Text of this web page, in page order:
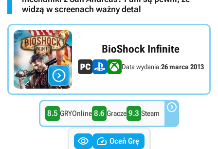
widzą w screenach ważny detal

BioShock Infinite
Data wydania:26 marca 2013
8.5 GRYOnline 8.6 Gracze 9.3 Steam 
  Oceń Grę